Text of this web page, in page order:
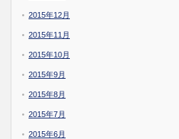
2015年12月
2015年11月
2015年10月
2015年9月
2015年8月
2015年7月
2015年6月